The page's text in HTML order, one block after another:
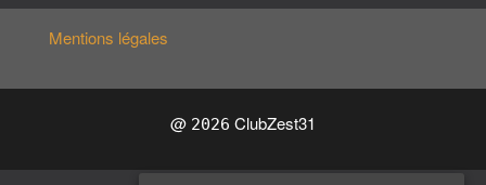
Mentions légales
@ 2026 ClubZest31